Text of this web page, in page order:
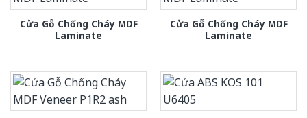
Cửa Gỗ Chống Cháy MDF
Laminate
Cửa Gỗ Chống Cháy MDF
Laminate